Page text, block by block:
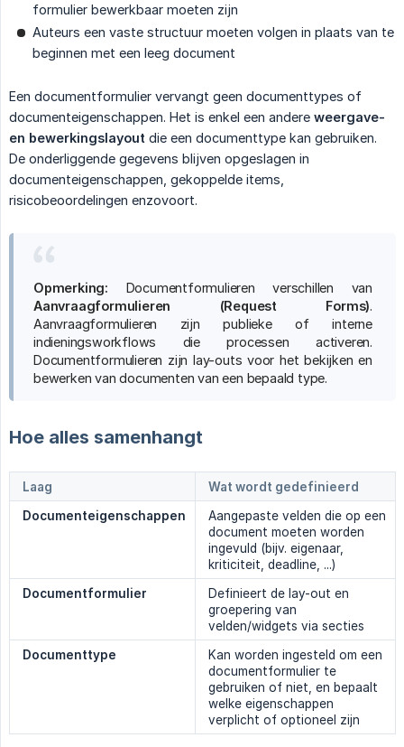
formulier bewerkbaar moeten zijn
Auteurs een vaste structuur moeten volgen in plaats van te
beginnen met een leeg document
Een documentformulier vervangt geen documenttypes of
documenteigenschappen. Het is enkel een andere weergave-
en bewerkingslayout die een documenttype kan gebruiken.
De onderliggende gegevens blijven opgeslagen in
documenteigenschappen, gekoppelde items,
risicobeoordelingen enzovoort.
Opmerking: Documentformulieren verschillen van
Aanvraagformulieren (Request Forms).
Aanvraagformulieren zijn publieke of interne
indieningsworkflows die processen activeren.
Documentformulieren zijn lay-outs voor het bekijken en
bewerken van documenten van een bepaald type.
Hoe alles samenhangt
Laag
Wat wordt gedefinieerd
Documenteigenschappen
Aangepaste velden die op een
document moeten worden
ingevuld (bijv. eigenaar,
kriticiteit, deadline, ...)
Documentformulier
Definieert de lay-out en
groepering van
velden/widgets via secties
Documenttype
Kan worden ingesteld om een
documentformulier te
gebruiken of niet, en bepaalt
welke eigenschappen
verplicht of optioneel zijn